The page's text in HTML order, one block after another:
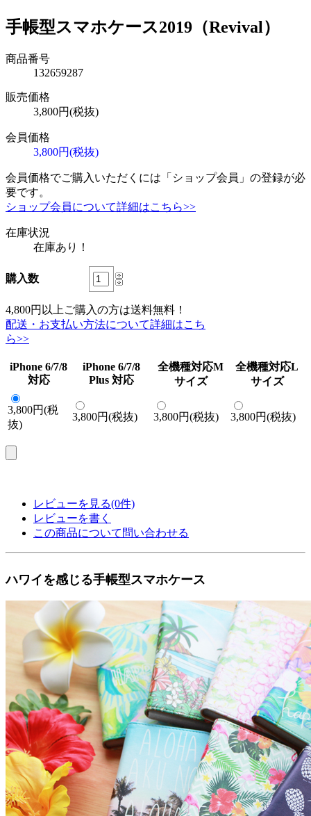
手帳型スマホケース2019（Revival）
商品番号
132659287
販売価格
3,800円(税抜)
会員価格
3,800円(税抜)
会員価格でご購入いただくには「ショップ会員」の登録が必
要です。
ショップ会員について詳細はこちら>>
在庫状況
在庫あり！
購入数
4,800円以上ご購入の方は送料無料！
配送・お支払い方法について詳細はこち
ら>>
iPhone 6/7/8
対応
iPhone 6/7/8
Plus 対応
全機種対応M
サイズ
全機種対応L
サイズ
3,800円(税
抜)
3,800円(税抜) 3,800円(税抜) 3,800円(税抜)
レビューを見る(0件)
レビューを書く
この商品について問い合わせる
ハワイを感じる手帳型スマホケース